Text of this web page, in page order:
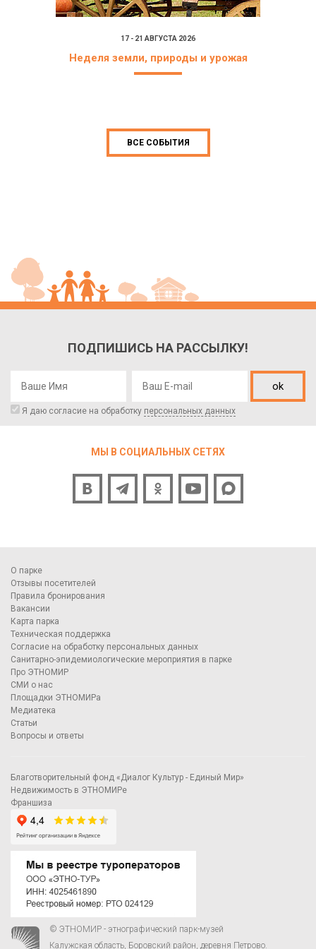
17 - 21 АВГУСТА 2026
Неделя земли, природы и урожая
ВСЕ СОБЫТИЯ
ПОДПИШИСЬ НА РАССЫЛКУ!
ok
Я даю согласие на обработку персональных данных
МЫ В СОЦИАЛЬНЫХ СЕТЯХ
О парке
Отзывы посетителей
Правила бронирования
Вакансии
Карта парка
Техническая поддержка
Согласие на обработку персональных данных
Санитарно-эпидемиологические мероприятия в парке
Про ЭТНОМИР
СМИ о нас
Площадки ЭТНОМИРа
Медиатека
Статьи
Вопросы и ответы
Благотворительный фонд «Диалог Культур - Единый Мир»
Недвижимость в ЭТНОМИРе
Франшиза
© ЭТНОМИР - этнографический парк-музей
Калужская область, Боровский район, деревня Петрово.